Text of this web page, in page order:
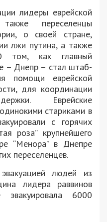
лидеры еврейской
переселенцы
о своей стране,
лжи путина, а также
том, как главный
– Днепр – стал штаб-
помощи еврейской
для координации
Еврейские
стариками в
с горячих
роза” крупнейшего
“Менора” в Днепре
переселенцев.
людей из
лидера раввинов
6000